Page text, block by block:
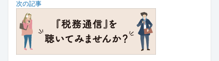
次の記事